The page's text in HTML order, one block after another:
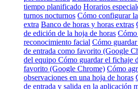
tiempo planificado Horarios
turnos nocturnos Cómo configurar
extra Banco de horas y horas extras
de edición de la hoja de horas Cómo
reconocimiento facial Cómo
de entrada como favorito (Google
del equipo Cómo guardar el fichaje
favorito (Google Chrome) Cómo
observaciones en una hoja de horas
de entrada y salida en la aplicación